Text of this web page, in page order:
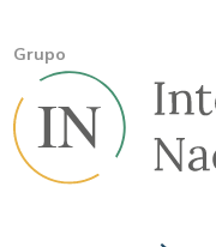
Grupo